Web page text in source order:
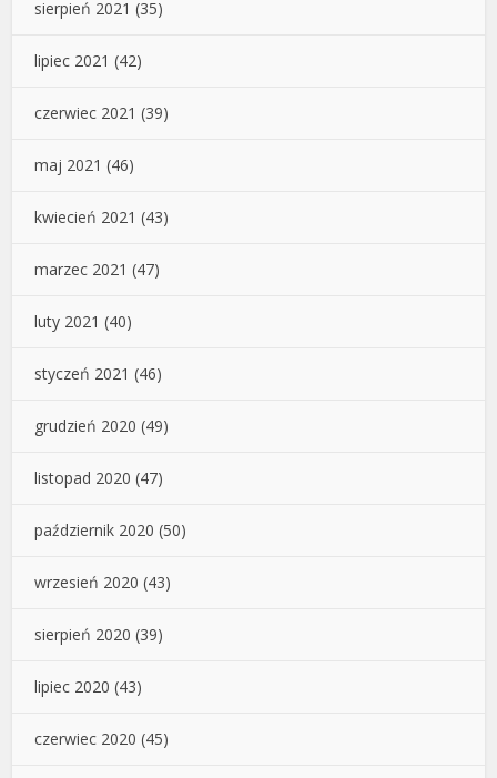
sierpień 2021 (35)
lipiec 2021 (42)
czerwiec 2021 (39)
maj 2021 (46)
kwiecień 2021 (43)
marzec 2021 (47)
luty 2021 (40)
styczeń 2021 (46)
grudzień 2020 (49)
listopad 2020 (47)
październik 2020 (50)
wrzesień 2020 (43)
sierpień 2020 (39)
lipiec 2020 (43)
czerwiec 2020 (45)